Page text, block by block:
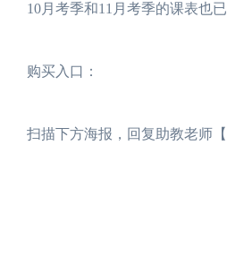
10月考季和11月考季的课表也
购买入口：
扫描下方海报，回复助教老师